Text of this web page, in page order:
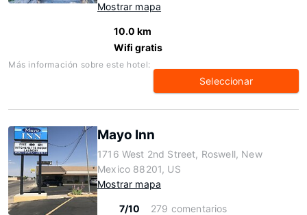
Mostrar mapa
10.0 km
Wifi gratis
Más información sobre este hotel:
Seleccionar
Mayo Inn
1716 West 2nd Street, Roswell, New
Mexico 88201, US
Mostrar mapa
7/10
279 comentarios